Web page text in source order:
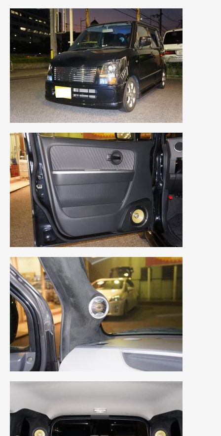
2023年12月 (2)
2023年11月 (1)
2023年10月(2)
2023年9月(1)
2023年8月(2)
2023年4月(1)
2022年12月(1)
2022年10月 (2)
2022年8月(1)
2022年4月
2022年1月
2021年12月
2021年8月(2)
2021年7月 (7)
2021年4月 (1)
2021年3月 (1)
2021年1月 (2)
2020年12月(2)
2020年11月
2020年10月(1)
2020年8月(4)